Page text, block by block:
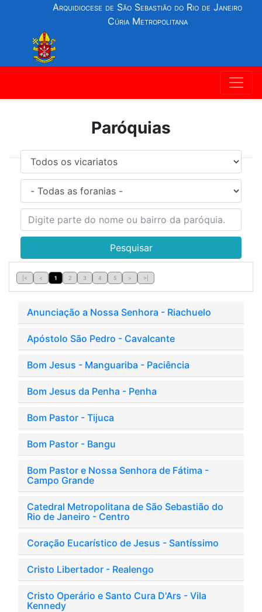
Arquidiocese de São Sebastião do Rio de Janeiro
Cúria Metropolitana
Paróquias
|< < 1 2 3 4 5 > >|
Anunciação a Nossa Senhora - Riachuelo
Apóstolo São Pedro - Cavalcante
Bom Jesus - Manguariba - Paciência
Bom Jesus da Penha - Penha
Bom Pastor - Tijuca
Bom Pastor - Bangu
Bom Pastor e Nossa Senhora de Fátima -
Campo Grande
Catedral Metropolitana de São Sebastião do
Rio de Janeiro - Centro
Coração Eucarístico de Jesus - Santíssimo
Cristo Libertador - Realengo
Cristo Operário e Santo Cura D'Ars - Vila
Kennedy